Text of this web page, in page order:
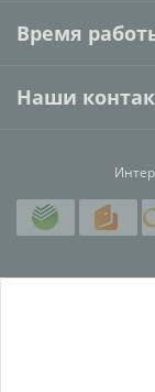
Время
Наши